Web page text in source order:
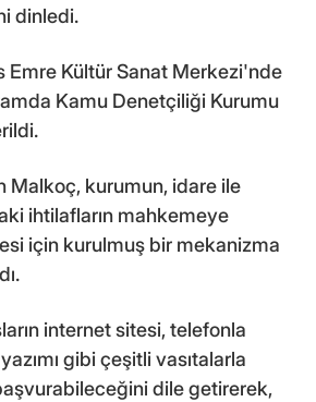
dinledi.
Emre Kültür Sanat Merkezi'nde
Kamu Denetçiliği Kurumu
Malkoç, kurumun, idare ile
ihtilafların mahkemeye
için kurulmuş bir mekanizma
internet sitesi, telefonla
gibi çeşitli vasıtalarla
dile getirerek,